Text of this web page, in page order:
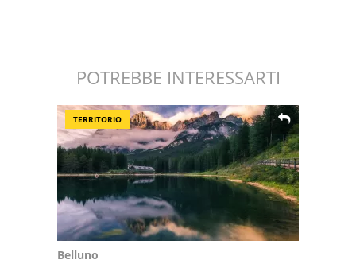
POTREBBE INTERESSARTI
TERRITORIO
Belluno